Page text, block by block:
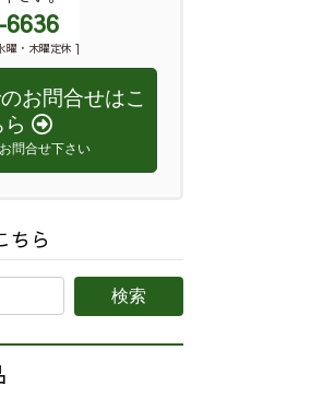
曜・木曜定休 ]
お問合せはこ
ら
問合せ下さい
ちら